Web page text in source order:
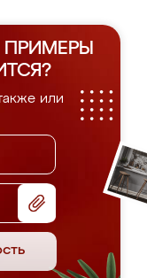
ПРИМЕРЫ
или